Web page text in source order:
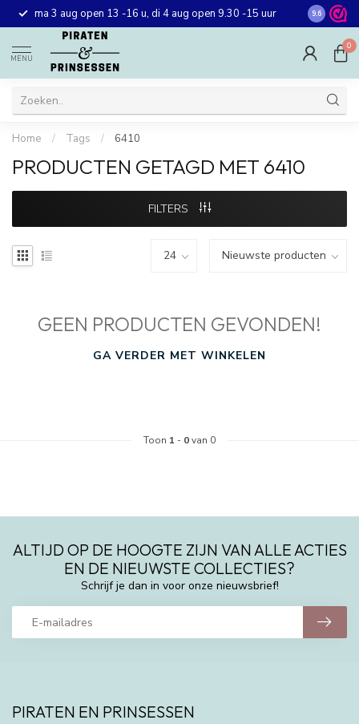
ma 3 aug open 13 -16 u, di 4 aug open 9.30 -15 uur Gratis
winkel in
9.6
MENU
0
Home / Tags / 6410
PRODUCTEN GETAGD MET 6410
FILTERS
GEEN PRODUCTEN GEVONDEN!
GA VERDER MET WINKELEN
Toon 1 - 0van 0
ALTIJD OP DE HOOGTE ZIJN VAN ALLE ACTIES
EN DE NIEUWSTE COLLECTIES?
Schrijf je dan in voor onze nieuwsbrief!
PIRATEN EN PRINSESSEN